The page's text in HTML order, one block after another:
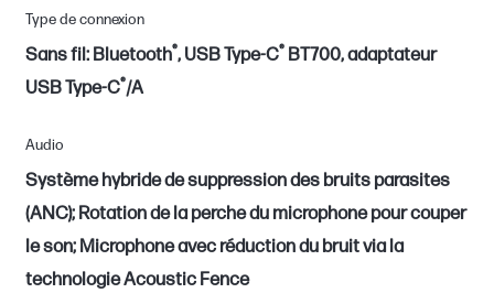
Type de connexion
Sans fil: Bluetooth®, USB Type-C® BT700, adaptateur
USB Type-C®/A
Audio
Système hybride de suppression des bruits parasites
(ANC); Rotation de la perche du microphone pour couper
le son; Microphone avec réduction du bruit via la
technologie Acoustic Fence